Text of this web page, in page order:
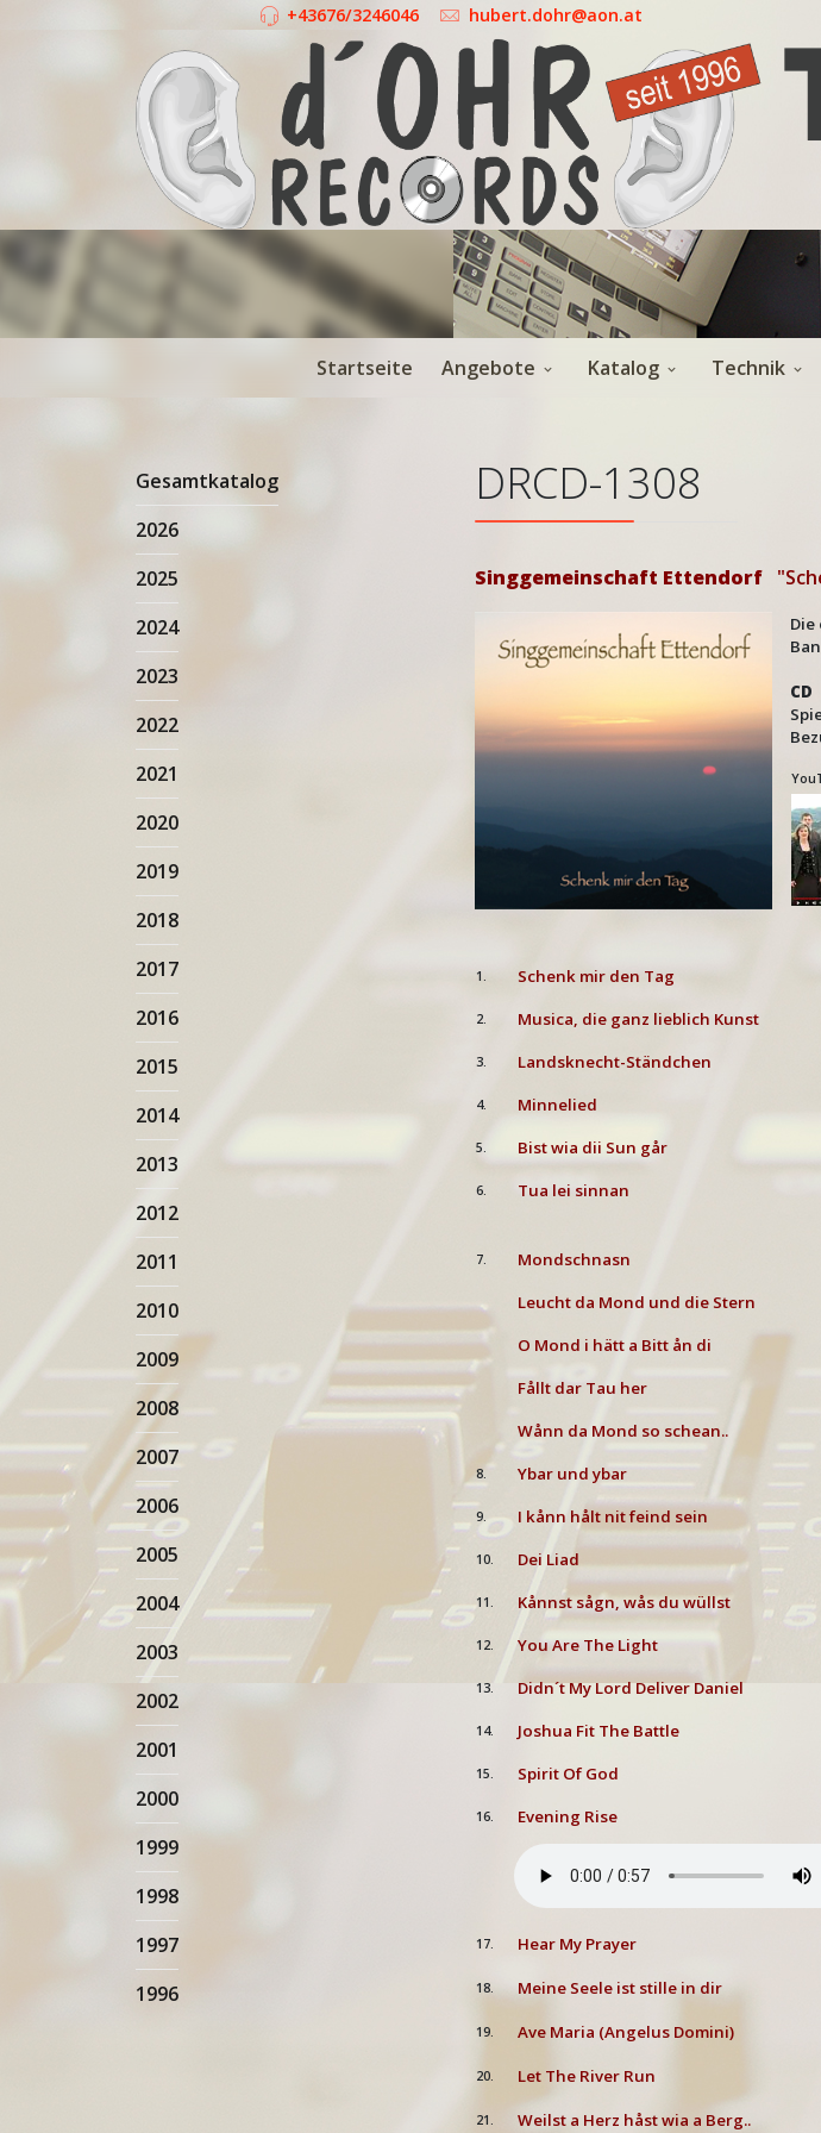
+43676/3246046 hubert.dohr@aon.at
Startseite Angebote Katalog Technik
Gesamtkatalog
2026
2025
2024
2023
2022
2021
2020
2019
2018
2017
2016
2015
2014
2013
2012
2011
2010
2009
2008
2007
2006
2005
2004
2003
2002
2001
2000
1999
1998
1997
1996
DRCD-1308
Singgemeinschaft Ettendorf
CD
1. Schenk mir den Tag
2. Musica, die ganz lieblich Kunst
3. Landsknecht-Ständchen
4. Minnelied
5. Bist wia dii Sun går
6. Tua lei sinnan
7.
Mondschnasn
Leucht da Mond und die Stern
O Mond i hätt a Bitt ån di
Fållt dar Tau her
Wånn da Mond so schean..
8. Ybar und ybar
9. I kånn hålt nit feind sein
10. Dei Liad
11. Kånnst sågn, wås du wüllst
12. You Are The Light
13. Didn´t My Lord Deliver Daniel
14. Joshua Fit The Battle
15. Spirit Of God
16. Evening Rise
17. Hear My Prayer
18. Meine Seele ist stille in dir
19. Ave Maria (Angelus Domini)
20. Let The River Run
21. Weilst a Herz håst wia a Berg..